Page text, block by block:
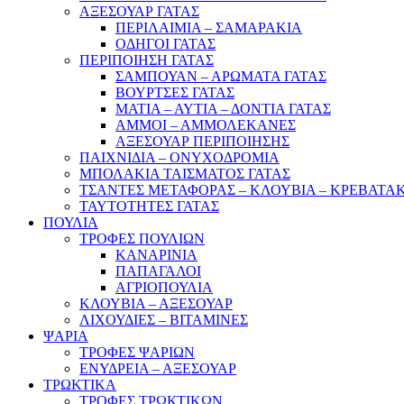
ΑΞΕΣΟΥΑΡ ΓΑΤΑΣ
ΠΕΡΙΛΑΙΜΙΑ – ΣΑΜΑΡΑΚΙΑ
ΟΔΗΓΟΙ ΓΑΤΑΣ
ΠΕΡΙΠΟΙΗΣΗ ΓΑΤΑΣ
ΣΑΜΠΟΥΑΝ – ΑΡΩΜΑΤΑ ΓΑΤΑΣ
ΒΟΥΡΤΣΕΣ ΓΑΤΑΣ
ΜΑΤΙΑ – ΑΥΤΙΑ – ΔΟΝΤΙΑ ΓΑΤΑΣ
ΑΜΜΟΙ – ΑΜΜΟΛΕΚΑΝΕΣ
ΑΞΕΣΟΥΑΡ ΠΕΡΙΠΟΙΗΣΗΣ
ΠΑΙΧΝΙΔΙΑ – ΟΝΥΧΟΔΡΟΜΙΑ
ΜΠΟΛΑΚΙΑ ΤΑΙΣΜΑΤΟΣ ΓΑΤΑΣ
ΤΣΑΝΤΕΣ ΜΕΤΑΦΟΡΑΣ – ΚΛΟΥΒΙΑ –
ΤΑΥΤΟΤΗΤΕΣ ΓΑΤΑΣ
ΠΟΥΛΙΑ
ΤΡΟΦΕΣ ΠΟΥΛΙΩΝ
ΚΑΝΑΡΙΝΙΑ
ΠΑΠΑΓΑΛΟΙ
ΑΓΡΙΟΠΟΥΛΙΑ
ΚΛΟΥΒΙΑ – ΑΞΕΣΟΥΑΡ
ΛΙΧΟΥΔΙΕΣ – ΒΙΤΑΜΙΝΕΣ
ΨΑΡΙΑ
ΤΡΟΦΕΣ ΨΑΡΙΩΝ
ΕΝΥΔΡΕΙΑ – ΑΞΕΣΟΥΑΡ
ΤΡΩΚΤΙΚΑ
ΤΡΟΦΕΣ ΤΡΩΚΤΙΚΩΝ